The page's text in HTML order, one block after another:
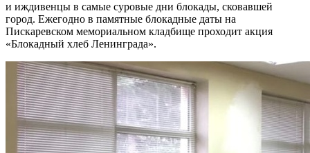
и иждивенцы в самые суровые дни блокады, сковавшей
город. Ежегодно в памятные блокадные даты на
Пискаревском мемориальном кладбище проходит акция
«Блокадный хлеб Ленинграда».